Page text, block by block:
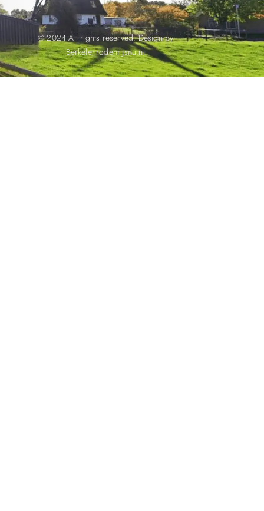
© 2024 All rights reserved. Design by
Berkelenrodenrijsnu.nl